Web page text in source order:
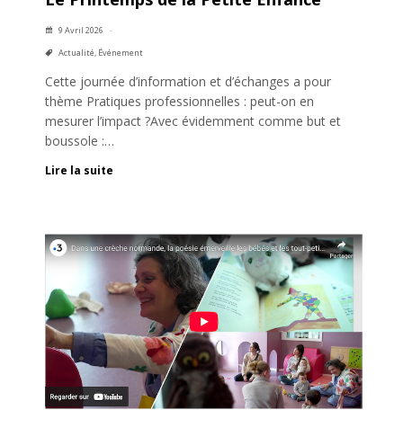
9 Avril 2026
Actualité, Événement
Cette journée d’information et d’échanges a pour
thème Pratiques professionnelles : peut-on en
mesurer l’impact ?Avec évidemment comme but et
boussole :…
Lire la suite